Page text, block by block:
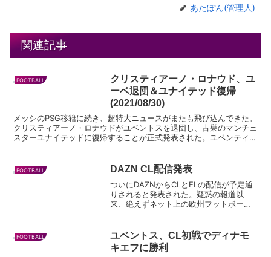
あたぽん(管理人)
関連記事
FOOTBALL
クリスティアーノ・ロナウド、ユ
ーベ退団＆ユナイテッド復帰
(2021/08/30)
メッシのPSG移籍に続き、超特大ニュースがまたも飛び込んできた。
クリスティアーノ・ロナウドがユベントスを退団し、古巣のマンチェ
スターユナイテッドに復帰することが正式発表された。ユベンティー
FOOTBALL DAZN CL配信発表
ついにDAZNからCLとELの配信が予定通
りされると発表された。疑惑の報道以
来、絶えずネット上の欧州フットボール
がされたように思う。 とりあえず一安
心だが、今回の騒動で...
FOOTBALL
ユベントス、CL初戦でディナモ
キエフに勝利